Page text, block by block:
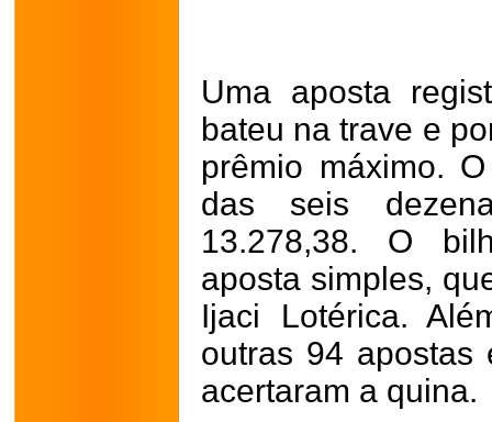
Uma aposta
bateu na trave e
prêmio máximo.
das seis
13.278,38. O
aposta simples,
Ijaci Lotérica.
outras 94 apostas
acertaram a quina.